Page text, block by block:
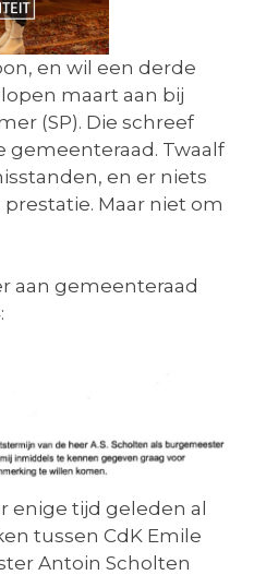
en wil een derde
maart aan bij
(SP). Die schreef
gemeenteraad. Twaalf
en er niets
Maar niet om
aan gemeenteraad
enige tijd geleden al
tussen CdK Emile
Antoin Scholten